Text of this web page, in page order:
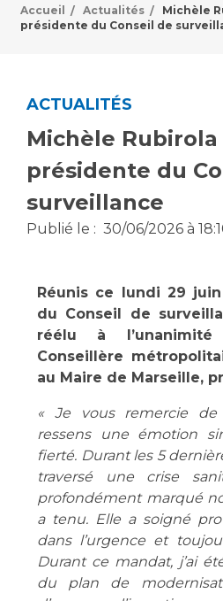
Tarifs
Vous accompagnez, vous
Vous allez être hospitalisé(e)
Vous avez un examen
à réaliser
Vous avez une analyse à
Infos COVID-19
Vivre ensemble à
Culture à l'hôpital
Laïcité et cultes
Les associations
Livret d'accueil
Salon des familles
Transports sanitaires
Vos droits, vos devoirs
Emploi / formation
Emplois paramédicaux
Emplois administratifs
Emplois médicaux
Espace Formation
Emplois divers
Emplois socio-éducatifs
Statuts
Stages paramédicaux
Chercheurs
La recherche clinique à l'AP-
Les structures de recherche
Écoles et Instituts
Accueil / Actualités /
Michèle
présidente du Conseil de
ACTUALITÉS
Michèle
présidente du
surveillance
Publié le : 30/06/2026 à
Réunis ce lundi 29
du Conseil de
réélu à l’unanimité
Conseillère
au Maire de Marseille,
« Je vous remercie
ressens une émotion
fierté. Durant les 5
traversé une crise
profondément marqué
a tenu. Elle a soigné
dans l’urgence et
Durant ce mandat, j’ai
du plan de